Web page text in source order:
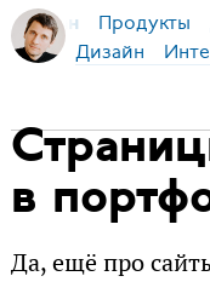
Бирман Продукты
Дизайн
в
Да, ещё про